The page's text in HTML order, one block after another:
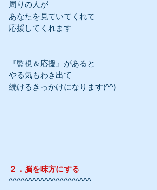
周りの人が
あなたを見ていてくれて
応援してくれます
『監視＆応援』があると
やる気もわき出て
続けるきっかけになります(^^)
２．脳を味方にする
^^^^^^^^^^^^^^^^^^^^^